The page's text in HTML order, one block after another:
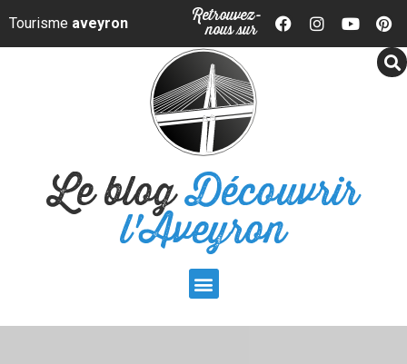
Panneau de gestion des cookies
Tourisme aveyron Retrouvez-
nous sur
Le blogDécouvrir
l'Aveyron